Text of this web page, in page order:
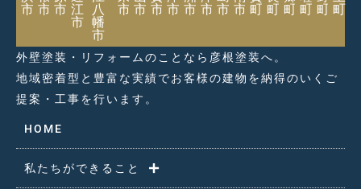
市 市 市 江
市
八
幡
市
市 市 市 市 市 市 市 市 町 町 町 町 町 町
外壁塗装・リフォームのことなら彦根塗装へ。
地域密着型と豊富な実績でお客様の建物を納得のいくご
提案・工事を行います。
HOME
私たちができること